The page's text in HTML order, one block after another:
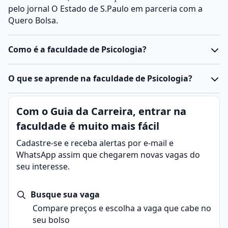
pelo jornal O Estado de S.Paulo em parceria com a
Quero Bolsa.
Como é a faculdade de Psicologia?
Duração: em média 5 anos.
Base teórica: disciplinas como neurociência,
sociologia,antropologia,estatísticae métodos de
pesquisa.
Psicologia Social,Psicopatologia, Avaliação
Psicológica, Psicologia Clínica,Organizacional,
Educacional, entre outras.
diferentes campos da Psicologia.
Trabalho final: geralmente exige a produção de um
O que se aprende na faculdade de Psicologia?
Psicologia é a ciência que estuda o
comportamento humano e os processos mentais
como emoções, pensamentos, percepções e atitudes,
buscando compreender como as pessoas sentem,
pensam e agem em diferentes situações.
Em resumo:
comportamento humano, emoções, pensamentos e
relações sociais, com base teórica em disciplinas como
biologia, sociologia, filosofia, neurociência etc., e
práticas como estágios e produção de trabalho final.
Com o Guia da Carreira, entrar na
faculdade é muito mais fácil
Cadastre-se e receba alertas por e-mail e
WhatsApp assim que chegarem novas vagas do
seu interesse.
Busque sua vaga
Compare preços e escolha a vaga que cabe no
seu bolso